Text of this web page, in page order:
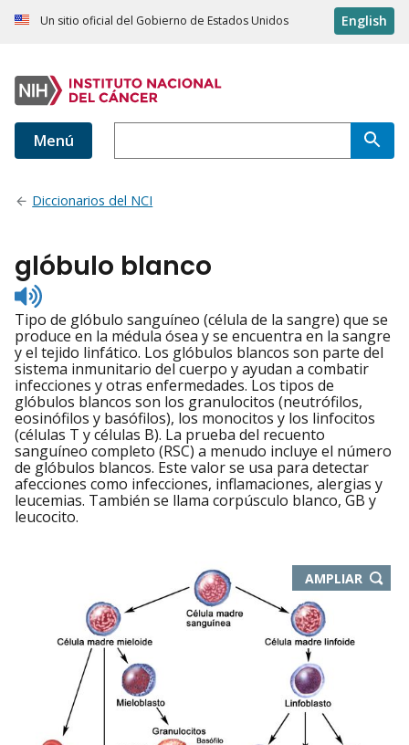
Un sitio oficial del Gobierno de Estados Unidos English
Menú
Diccionarios del NCI
glóbulo blanco
Listen
to
pronunciation
Tipo de glóbulo sanguíneo (célula de la sangre) que se
produce en la médula ósea y se encuentra en la sangre
y el tejido linfático. Los glóbulos blancos son parte del
sistema inmunitario del cuerpo y ayudan a combatir
infecciones y otras enfermedades. Los tipos de
glóbulos blancos son los granulocitos (neutrófilos,
eosinófilos y basófilos), los monocitos y los linfocitos
(células T y células B). La prueba del recuento
sanguíneo completo (RSC) a menudo incluye el número
de glóbulos blancos. Este valor se usa para detectar
afecciones como infecciones, inflamaciones, alergias y
leucemias. También se llama corpúsculo blanco, GB y
leucocito.
AMPLIAR-
ABRE